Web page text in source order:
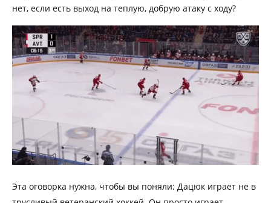
нет, если есть выход на теплую, добрую атаку с ходу?
Эта оговорка нужна, чтобы вы поняли: Дацюк играет не в